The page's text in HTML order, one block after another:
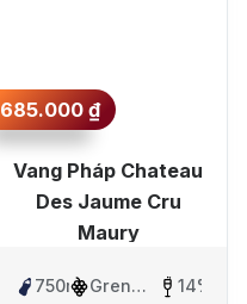
685.000₫
Vang Pháp Chateau
Des Jaume Cru
Maury
750ml Grenache 14%